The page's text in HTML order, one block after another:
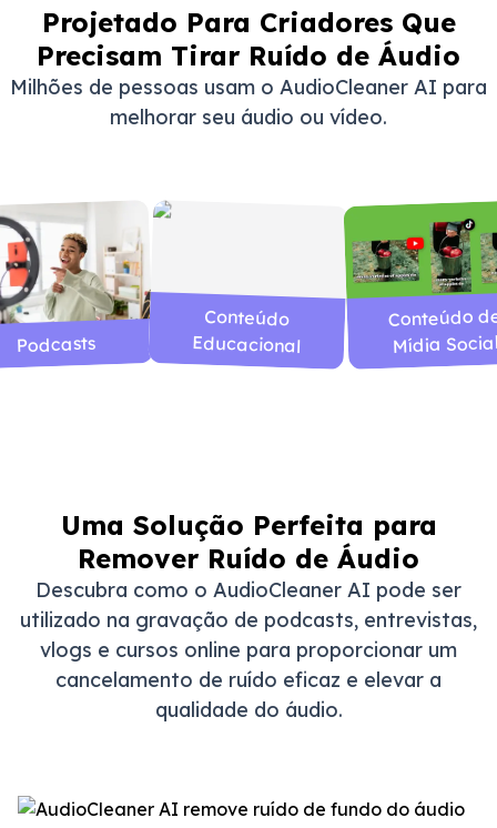
Projetado Para Criadores Que
Precisam Tirar Ruído de Áudio
Milhões de pessoas usam o AudioCleaner AI para
melhorar seu áudio ou vídeo.
Podcasts
Conteúdo
Educacional
Conteúdo
Mídia
Uma Solução Perfeita para
Remover Ruído de Áudio
Descubra como o AudioCleaner AI pode ser
utilizado na gravação de podcasts, entrevistas,
vlogs e cursos online para proporcionar um
cancelamento de ruído eficaz e elevar a
qualidade do áudio.